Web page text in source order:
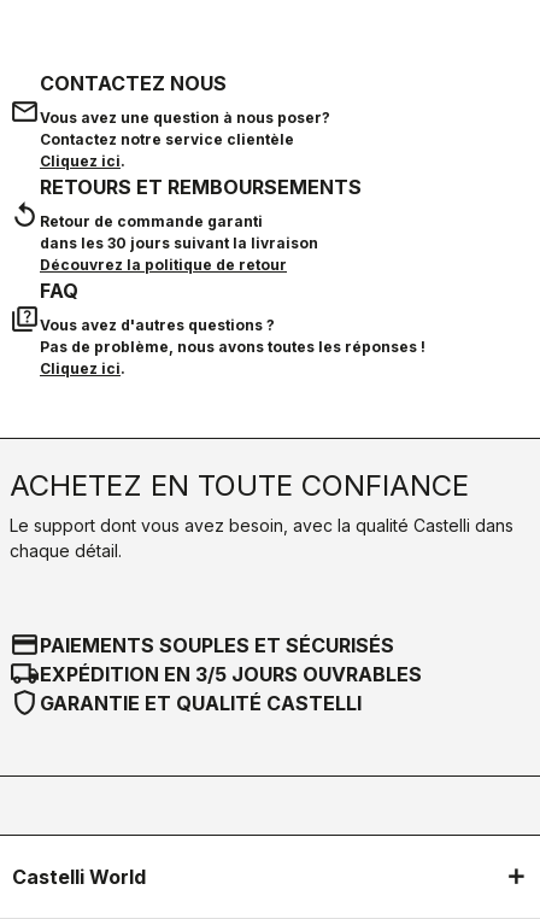
email
CONTACTEZ NOUS
Vous avez une question à nous poser?
Contactez notre service clientèle
Cliquez ici.
replay
RETOURS ET REMBOURSEMENTS
Retour de commande garanti
dans les 30 jours suivant la livraison
Découvrez la politique de retour
quiz
FAQ
Vous avez d'autres questions ?
Pas de problème, nous avons toutes les réponses !
Cliquez ici.
ACHETEZ EN TOUTE CONFIANCE
Le support dont vous avez besoin, avec la qualité Castelli dans
chaque détail.
credit_cardPAIEMENTS SOUPLES ET SÉCURISÉS
local_shippingEXPÉDITION EN 3/5 JOURS OUVRABLES
shield GARANTIE ET QUALITÉ CASTELLI
Castelli World